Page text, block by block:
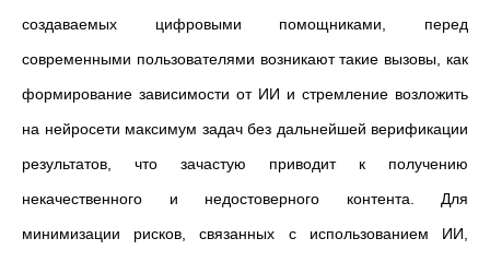
создаваемых цифровыми помощниками, перед
современными пользователями возникают такие вызовы, как
формирование зависимости от ИИ и стремление возложить
на нейросети максимум задач без дальнейшей верификации
результатов, что зачастую приводит к получению
некачественного и недостоверного контента. Для
минимизации рисков, связанных с использованием ИИ,